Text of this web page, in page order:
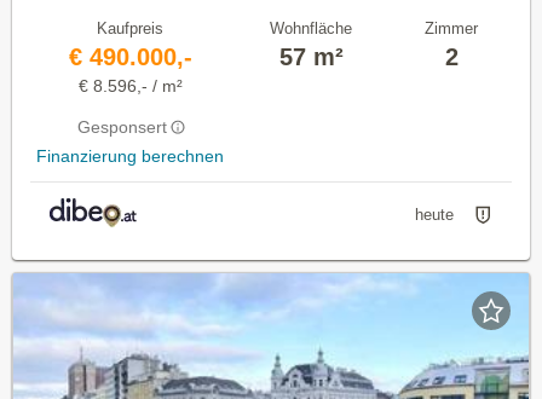
Kaufpreis
€ 490.000,-
€ 8.596,- / m²
Gesponsert
Finanzierung berechnen
Wohnfläche
57 m²
Zimmer
2
heute